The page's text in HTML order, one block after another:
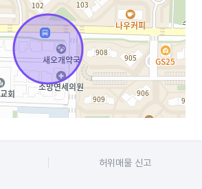
1.5인(특정 바쁜 기간만 몇시간씩 지원필요)이
낄 수 있는 것이 가장 큰 장점입니다.
월세180만원(부가세포함198만원),
원, 전기세25만원 등으로 근방의 비슷한 매출을
합리적입니다. 자영업 해보신 분들이라면
허위매물 신고